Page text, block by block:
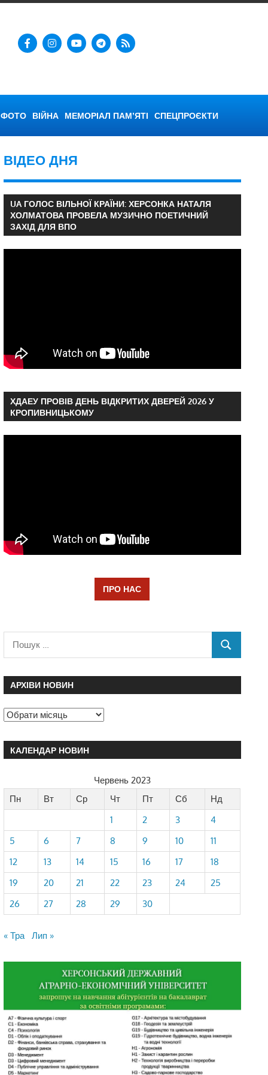
ФОТО ВІЙНА МЕМОРІАЛ ПАМ’ЯТІ СПЕЦПРОЄКТИ
ВІДЕО ДНЯ
UA ГОЛОС ВІЛЬНОЇ КРАЇНИ: ХЕРСОНКА НАТАЛЯ
ХОЛМАТОВА ПРОВЕЛА МУЗИЧНО ПОЕТИЧНИЙ
ЗАХІД ДЛЯ ВПО
ХДАЕУ ПРОВІВ ДЕНЬ ВІДКРИТИХ ДВЕРЕЙ 2026 У
КРОПИВНИЦЬКОМУ
ПРО НАС
АРХІВИ НОВИН
КАЛЕНДАР НОВИН
Червень 2023
Пн
Вт Ср Чт Пт Сб
Нд
1
2 3
4
5
6 7 8 9 10
11
12
13 14 15 16 17
18
19
20 21 22 23 24
25
26
27 28 29 30
« Тра Лип »